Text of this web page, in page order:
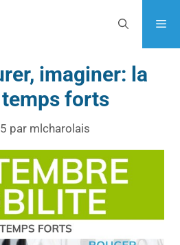
imaginer: la
forts
par mlcharolais